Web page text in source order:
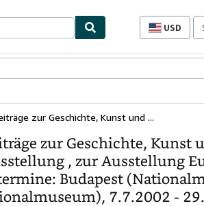
USD
Site
zur Geschichte, Kunst und ...
zur Geschichte, Kunst
, zur Ausstellung
Budapest
7.7.2002 -